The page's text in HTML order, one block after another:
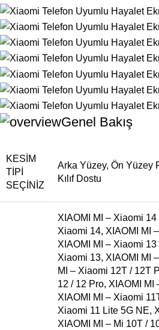
Genel Bakış
KESIM
TIPI
SEÇINIZ
Arka Yüzey, Ön Yüzey
Kılıf Dostu
XIAOMI MI – Xiaomi 14
Xiaomi 14, XIAOMI MI
XIAOMI MI – Xiaomi 13
Xiaomi 13, XIAOMI MI
MI – Xiaomi 12T / 12T
12 / 12 Pro, XIAOMI MI
XIAOMI MI – Xiaomi
Xiaomi 11 Lite 5G NE,
XIAOMI MI – Mi 10T /